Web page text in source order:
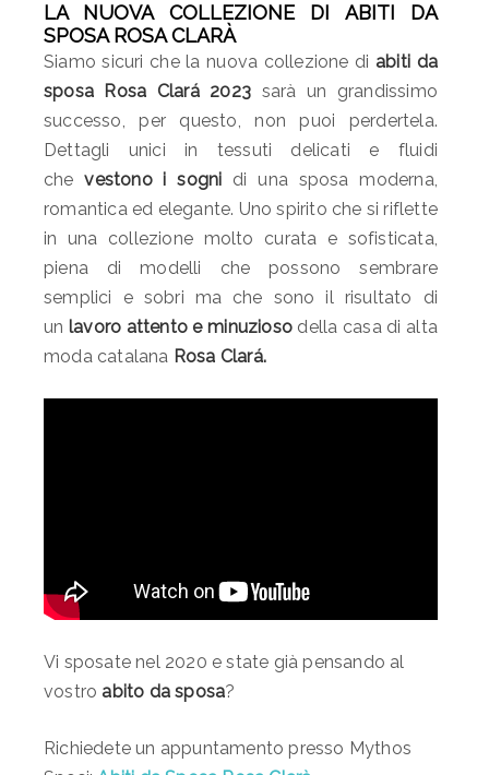
LA NUOVA COLLEZIONE DI ABITI DA
SPOSA ROSA CLARÀ
Siamo sicuri che la nuova collezione di abiti da
sposa Rosa Clará 2023 sarà un grandissimo
successo, per questo, non puoi perdertela.
Dettagli unici in tessuti delicati e fluidi
che vestono i sogni di una sposa moderna,
romantica ed elegante. Uno spirito che si riflette
in una collezione molto curata e sofisticata,
piena di modelli che possono sembrare
semplici e sobri ma che sono il risultato di
un lavoro attento e minuzioso della casa di alta
moda catalana Rosa Clará.
Vi sposate nel 2020 e state già pensando al
vostro abito da sposa?
Richiedete un appuntamento presso Mythos